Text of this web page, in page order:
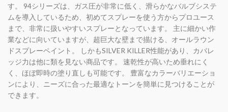
す。 94シリーズは、ガス圧が非常に低く、滑らかなバルブシステ
ムを導入しているため、初めてスプレーを使う方からプロユース
まで、非常に扱いやすいスプレーとなっています。 主に細かい作
業などに向いていますが、超巨大な壁まで描ける、オールラウン
ドスプレーペイント。 しかもSILVER KILLER性能があり、カバレ
ッジ力は他に類を見ない商品です。 速乾性が高いため垂れにく
く、ほぼ即時の塗り直しも可能です。 豊富なカラーバリエーショ
ンにより、ニーズに合った最適なトーンを簡単に見つけることが
できます。